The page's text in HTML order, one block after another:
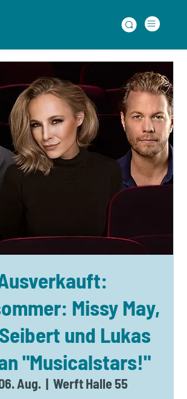
Missy May,
und Lukas
"Musicalstars!"
Aug.
  |
Werft Halle 55